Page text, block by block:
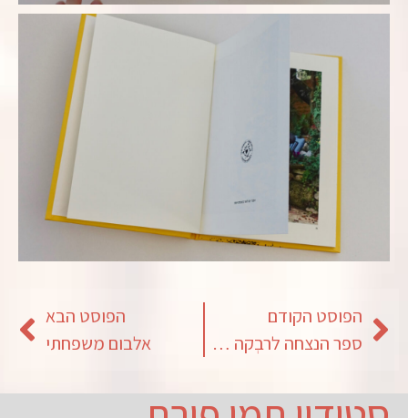
הפוסט הקודם
ספר הנצחה לרבְקה אחרי כמעט 80 שנים
הפוסט הבא
אלבום משפחתי